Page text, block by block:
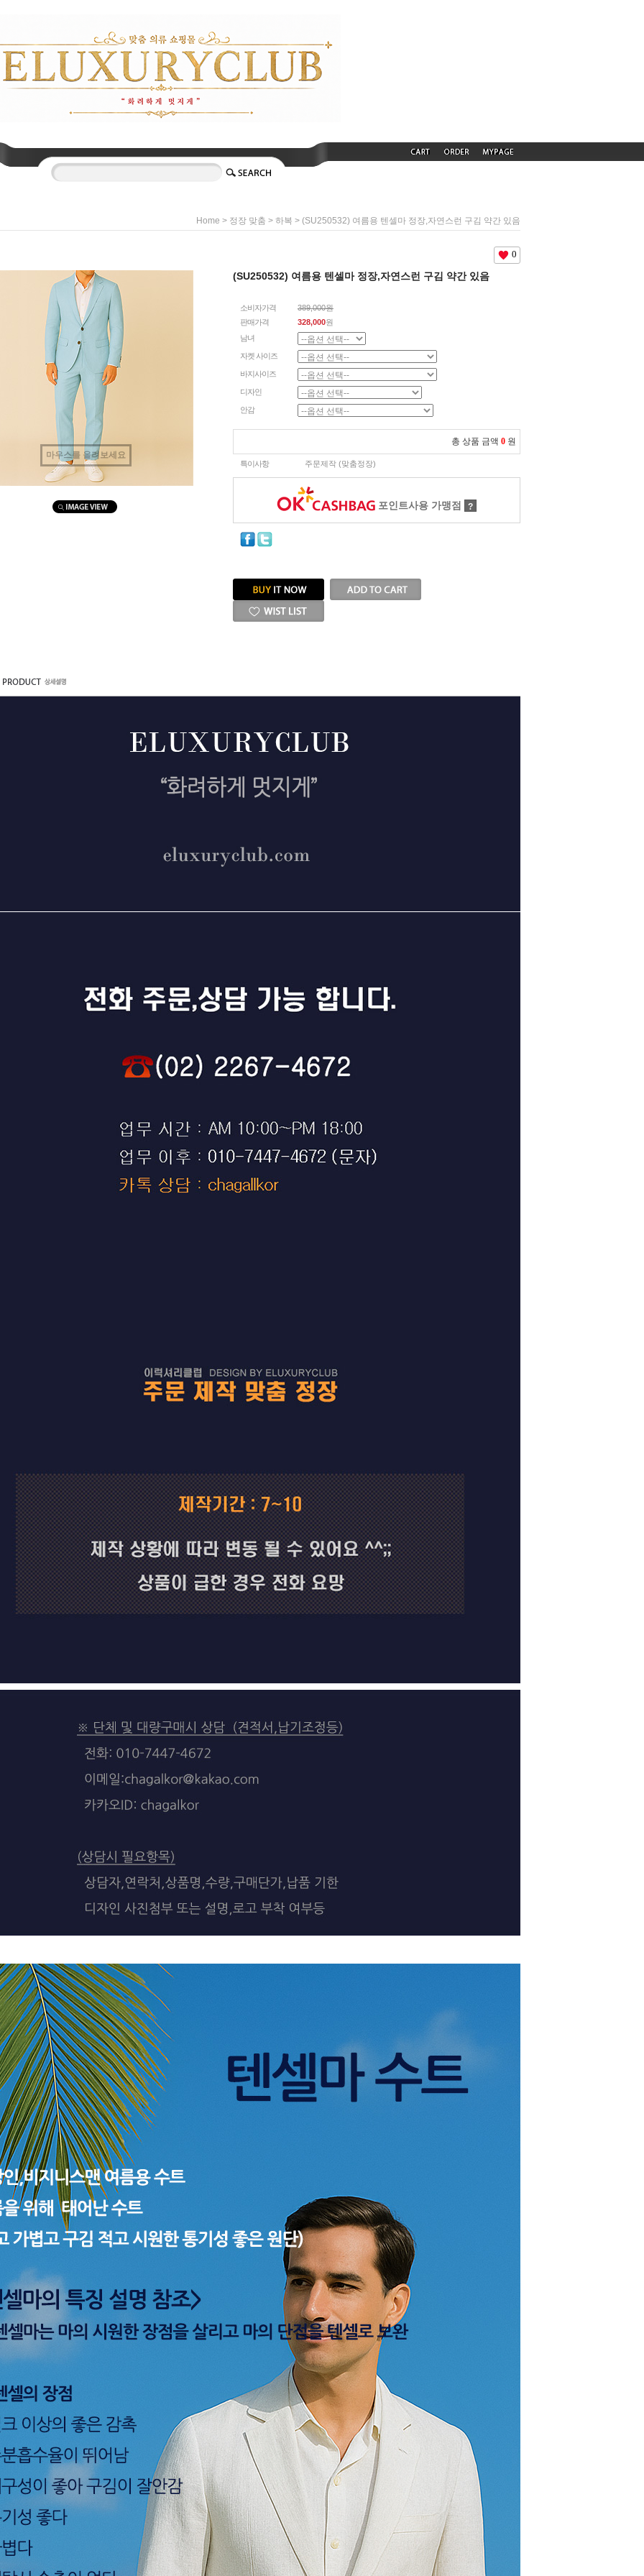
Home > 정장 맞춤 > 하복 > (SU250532) 여름용 텐셀마 정장,자연스런 구김 약간 있음
마우스를 올려보세요
0
(SU250532) 여름용 텐셀마 정장,자연스런 구김 약간 있음
소비자가격
389,000원
판매가격
328,000원
남녀
자켓 사이즈
바지사이즈
디자인
안감
총 상품 금액 0 원
특이사항 주문제작 (맞춤정장)
포인트사용 가맹점 ?